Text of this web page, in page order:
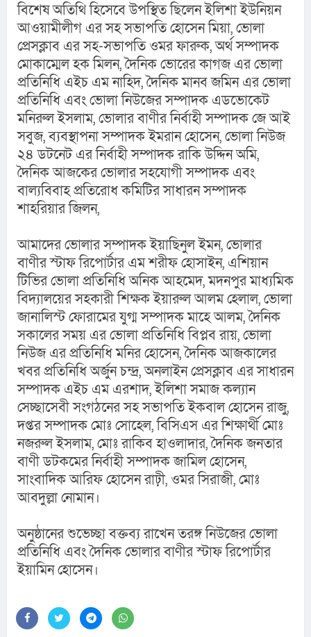
বিশেষ অতিথি হিসেবে উপস্থিত ছিলেন ইলিশা ইউনিয়ন
আওয়ামীলীগ এর সহ সভাপতি হোসেন মিয়া, ভোলা
প্রেসক্লাব এর সহ-সভাপতি ওমর ফারুক, অর্থ সম্পাদক
মোকাম্মেল হক মিলন, দৈনিক ভোরের কাগজ এর ভোলা
প্রতিনিধি এইচ এম নাহিদ, দৈনিক মানব জমিন এর ভোলা
প্রতিনিধি এবং ভোলা নিউজের সম্পাদক এডভোকেট
মনিরুল ইসলাম, ভোলার বাণীর নির্বাহী সম্পাদক জে আই
সবুজ, ব্যবস্থাপনা সম্পাদক ইমরান হোসেন, ভোলা নিউজ
২৪ ডটনেট এর নির্বাহী সম্পাদক রাকি উদ্দিন অমি,
দৈনিক আজকের ভোলার সহযোগী সম্পাদক এবং
বাল্যবিবাহ প্রতিরোধ কমিটির সাধারন সম্পাদক
শাহরিয়ার জিলন,
আমাদের ভোলার সম্পাদক ইয়াছিনুল ইমন, ভোলার
বাণীর স্টাফ রিপোর্টার এম শরীফ হোসাইন, এশিয়ান
টিভির ভোলা প্রতিনিধি অনিক আহমেদ, মদনপুর মাধ্যমিক
বিদ্যালয়ের সহকারী শিক্ষক ইয়ারুল আলম হেলাল, ভোলা
জানালিস্ট ফোরামের যুগ্ম সম্পাদক মাহে আলম, দৈনিক
সকালের সময় এর ভোলা প্রতিনিধি বিপ্লব রায়, ভোলা
নিউজ এর প্রতিনিধি মনির হোসেন, দৈনিক আজকালের
খবর প্রতিনিধি অর্জুন চন্দ্র, অনলাইন প্রেসক্লাব এর সাধারন
সম্পাদক এইচ এম এরশাদ, ইলিশা সমাজ কল্যান
সেচ্ছাসেবী সংগঠনের সহ সভাপতি ইকবাল হোসেন রাজু,
দপ্তর সম্পাদক মোঃ সোহেল, বিসিএস এর শিক্ষার্থী মোঃ
নজরুল ইসলাম, মোঃ রাকিব হাওলাদার, দৈনিক জনতার
বাণী ডটকমের নির্বাহী সম্পাদক জামিল হোসেন,
সাংবাদিক আরিফ হোসেন রাঢ়ী, ওমর সিরাজী, মোঃ
আবদুল্লা নোমান।
অনুষ্ঠানের শুভেচ্ছা বক্তব্য রাখেন তরঙ্গ নিউজের ভোলা
প্রতিনিধি এবং দৈনিক ভোলার বাণীর স্টাফ রিপোর্টার
ইয়ামিন হোসেন।